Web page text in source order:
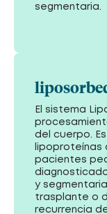
segmentaria.
El sistema
del cuerpo.
lipoproteínas
pacientes
y segmentaria
trasplante o
recurrencia de